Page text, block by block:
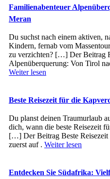
Familienabenteuer
Meran
Du suchst nach einem aktiven,
Kindern, fernab vom
zu verzichten? […] Der Beitrag
Alpenüberquerung: Von Tirol
Weiter lesen
Beste Reisezeit für die
Du planst deinen Traumurlaub
dich, wann die beste Reisezeit
[…] Der Beitrag Beste Reisezeit
zuerst auf . Weiter lesen
Entdecken Sie Südafrika: